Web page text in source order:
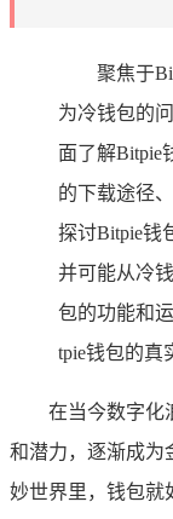
聚焦于
为冷钱包的
面了解Bitpie
的下载途径
探讨Bitpie钱
并可能从冷
包的功能和
tpie钱包的真
在当今数字化
和潜力，逐渐成为
妙世界里，钱包就